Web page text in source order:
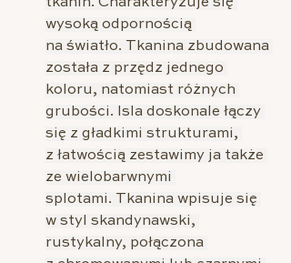
wysoką odpornością
na światło. Tkanina zbudowana
została z przędz jednego
koloru, natomiast różnych
grubości. Isla doskonale łączy
się z gładkimi strukturami,
z łatwością zestawimy ja także
ze wielobarwnymi
splotami. Tkanina wpisuje się
w styl skandynawski,
rustykalny, połączona